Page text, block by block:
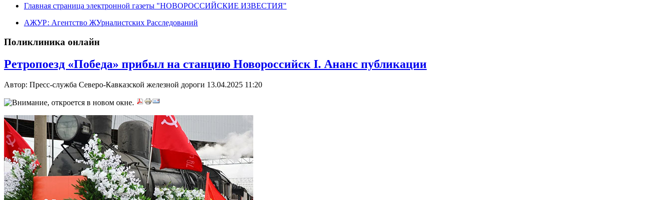
Главная страница электронной газеты "НОВОРОССИЙСКИЕ ИЗВЕСТИЯ"
АЖУР: Агентство ЖУрналистских Расследований
Поликлиника онлайн
Ретропоезд «Победа» прибыл на станцию Новороссийск I. Ананс публикации
Автор: Пресс-служба Северо-Кавказской железной дороги 13.04.2025 11:20